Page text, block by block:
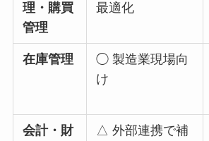
理・購買
管理
最適化
在庫管理
◯ 製造業現場向
け
会計・財
△ 外部連携で補